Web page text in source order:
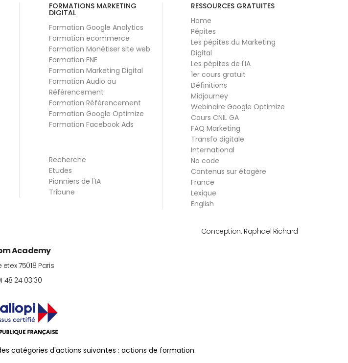
FORMATIONS MARKETING
DIGITAL
Formation Google Analytics
Formation ecommerce
Formation Monétiser site web
Formation FNE
Formation Marketing Digital
Formation Audio au
Référencement
Formation Référencement
Formation Google Optimize
Formation Facebook Ads
Recherche
Etudes
Pionniers de l'IA
Tribune
RESSOURCES GRATUITES
Home
Pépites
Les pépites du Marketing
Digital
Les pépites de l'IA
1er cours gratuit
Définitions
Midjourney
Webinaire Google Optimize
Cours CNIL GA
FAQ Marketing
Transfo digitale
International
No code
Contenus sur étagère
France
Lexique
English
Conception: Raphaël Richard
Academy
etex 75018 Paris
48 24 03 30
catégories d'actions suivantes : actions de formation.